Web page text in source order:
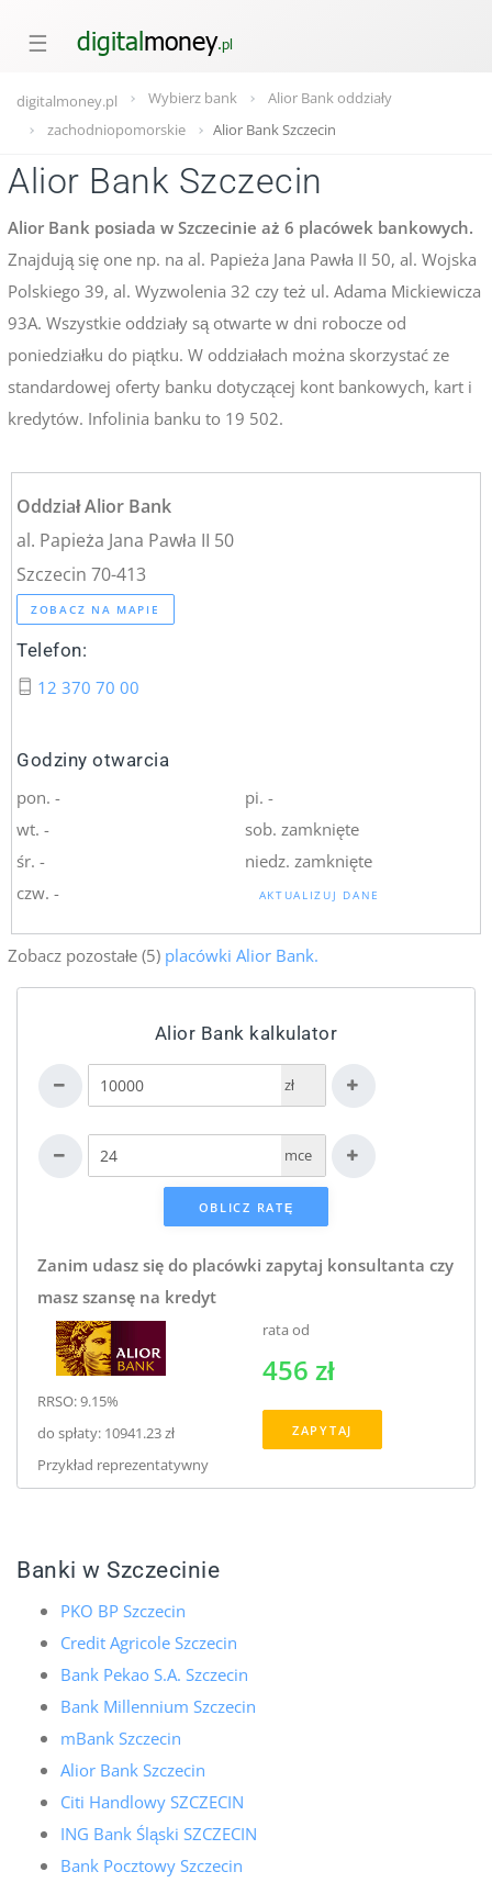
☰
digitalmoney.pl Wybierz bank
Alior Bank oddziały
zachodniopomorskie
Alior Bank Szczecin
Alior Bank Szczecin
Alior Bank posiada w Szczecinie aż 6 placówek bankowych.
Znajdują się one np. na al. Papieża Jana Pawła II 50, al. Wojska
Polskiego 39, al. Wyzwolenia 32 czy też ul. Adama Mickiewicza
93A. Wszystkie oddziały są otwarte w dni robocze od
poniedziałku do piątku. W oddziałach można skorzystać ze
standardowej oferty banku dotyczącej kont bankowych, kart i
kredytów. Infolinia banku to 19 502.
Oddział Alior Bank
al. Papieża Jana Pawła II 50
Szczecin 70-413
ZOBACZ NA MAPIE
Telefon:
12 370 70 00
Godziny otwarcia
pon. -
wt. -
śr. -
czw. -
pi. -
sob. zamknięte
niedz. zamknięte
AKTUALIZUJ DANE
Zobacz pozostałe (5) placówki Alior Bank.
Alior Bank kalkulator
zł
mce
Zanim udasz się do placówki zapytaj konsultanta czy
masz szansę na kredyt
RRSO: 9.15%
do spłaty: 10941.23 zł
Przykład reprezentatywny
rata od
456 zł
ZAPYTAJ
Banki w Szczecinie
PKO BP Szczecin
Credit Agricole Szczecin
Bank Pekao S.A. Szczecin
Bank Millennium Szczecin
mBank Szczecin
Alior Bank Szczecin
Citi Handlowy SZCZECIN
ING Bank Śląski SZCZECIN
Bank Pocztowy Szczecin